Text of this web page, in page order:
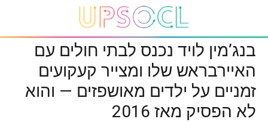
בנג’מין לויד נכנס לבתי חולים עם
האיירבראש שלו ומצייר קעקועים
זמניים על ילדים מאושפזים — והוא
לא הפסיק מאז 2016